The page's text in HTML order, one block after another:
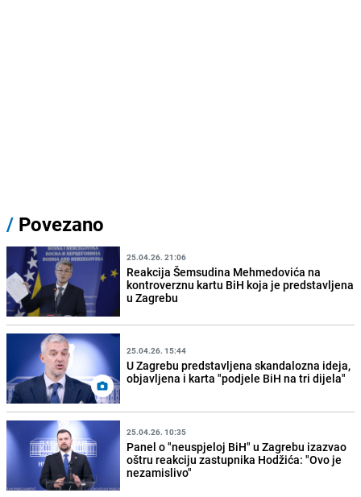
/ Povezano
25.04.26. 21:06
Reakcija Šemsudina Mehmedovića na
kontroverznu kartu BiH koja je predstavljena
u Zagrebu
25.04.26. 15:44
U Zagrebu predstavljena skandalozna ideja,
objavljena i karta "podjele BiH na tri dijela"
25.04.26. 10:35
Panel o "neuspjeloj BiH" u Zagrebu izazvao
oštru reakciju zastupnika Hodžića: "Ovo je
nezamislivo"